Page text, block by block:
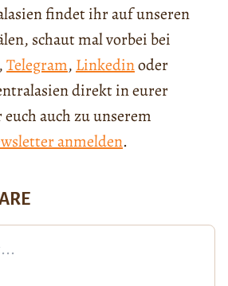
findet ihr auf unseren
schaut mal vorbei bei
,Telegram, Linkedinoder
direkt in eurer
auch zu unserem
anmelden.